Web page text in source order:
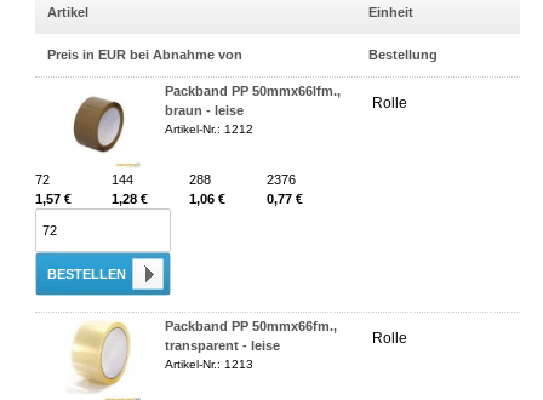
Artikel Einheit
Preis in EUR bei Abnahme von Bestellung
Packband PP 50mmx66lfm.,
braun - leise
Artikel-Nr.: 1212
Rolle
72 144 288
2376
1,57 €
1,28 € 1,06 € 0,77 €
BESTELLEN
Packband PP 50mmx66fm.,
transparent - leise
Artikel-Nr.: 1213
Rolle